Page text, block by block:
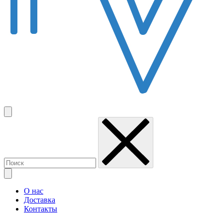
О нас
Доставка
Контакты